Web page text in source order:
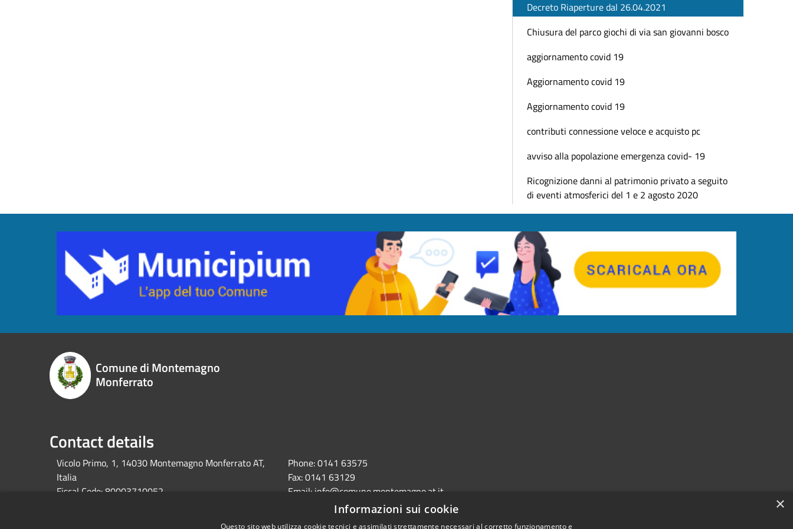
Decreto Riaperture dal 26.04.2021
Chiusura del parco giochi di via san giovanni bosco
aggiornamento covid 19
Aggiornamento covid 19
Aggiornamento covid 19
contributi connessione veloce e acquisto pc
avviso alla popolazione emergenza covid- 19
Ricognizione danni al patrimonio privato a seguito
di eventi atmosferici del 1 e 2 agosto 2020
Comune di Montemagno
Monferrato
Contact details
Vicolo Primo, 1, 14030 Montemagno Monferrato AT,
Italia
Fiscal Code:80003710052
Phone:0141 63575
Fax:0141 63129
Email: info@comune.montemagno.at.it
comune.montemagno@pec.it ×
Informazioni sui cookie
Questo sito web utilizza cookie tecnici e assimilati strettamente necessari al corretto funzionamento e